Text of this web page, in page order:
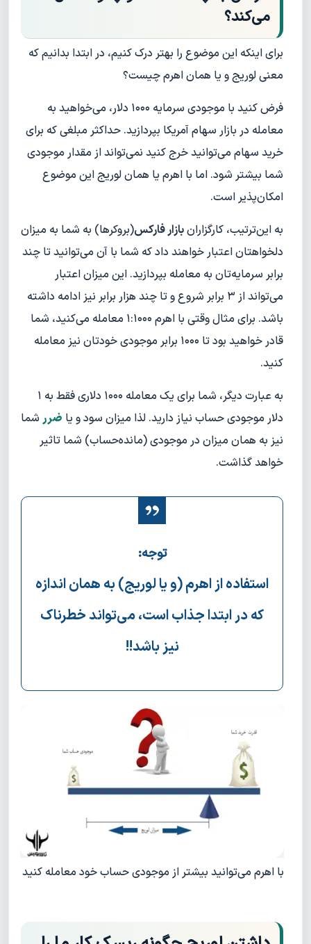
می‌کند؟
برای اینکه این موضوع را بهتر درک کنیم، در ابتدا بدانیم که
معنی لوریج و یا همان اهرم چیست؟
فرض کنید با موجودی سرمایه ۱۰۰۰ دلار، می‌خواهید به
معامله در بازار سهام آمریکا بپردازید. حداکثر مبلغی که برای
خرید سهام می‌توانید خرج کنید نمی‌تواند از مقدار موجودی
شما بیشتر شود. اما با اهرم یا همان لوریج این موضوع
امکان‌پذیر است.
به این‌ترتیب، کارگزارانبازار فارکس(بروکرها) به شما به میزان
دلخواهتان اعتبار خواهند داد که شما با آن می‌توانید تا چند
برابر سرمایه‌تان به معامله بپردازید. این میزان اعتبار
می‌تواند از ۳ برابر شروع و تا چند هزار برابر نیز ادامه داشته
باشد. برای مثال وقتی با اهرم ۱:۱۰۰۰ معامله می‌کنید، شما
قادر خواهید بود تا ۱۰۰۰ برابر موجودی خودتان نیز معامله
کنید.
به عبارت دیگر، شما برای یک معامله ۱۰۰۰ دلاری فقط به ۱
دلار موجودی حساب نیاز دارید. لذا میزان سود و یا ضرر شما
نیز به همان میزان در موجودی (مانده‌حساب) شما تاثیر
خواهد گذاشت.
توجه:
استفاده از اهرم (و یا لوریج) به همان اندازه
که در ابتدا جذاب است، می‌تواند خطرناک
نیز باشد!!
با اهرم می‌توانید بیشتر از موجودی حساب خود معامله کنید